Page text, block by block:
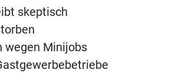
skeptisch
wegen Minijobs